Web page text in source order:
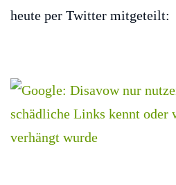
heute per Twitter mitgeteilt: